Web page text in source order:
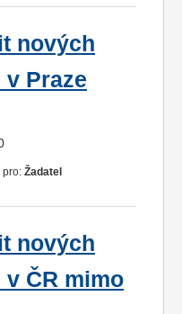
nových
Praze
pro: Žadatel
nových
ČR mimo